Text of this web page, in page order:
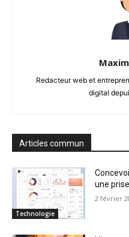
Redacteur web et
digital
Articles commun
Technologie
une
2 février